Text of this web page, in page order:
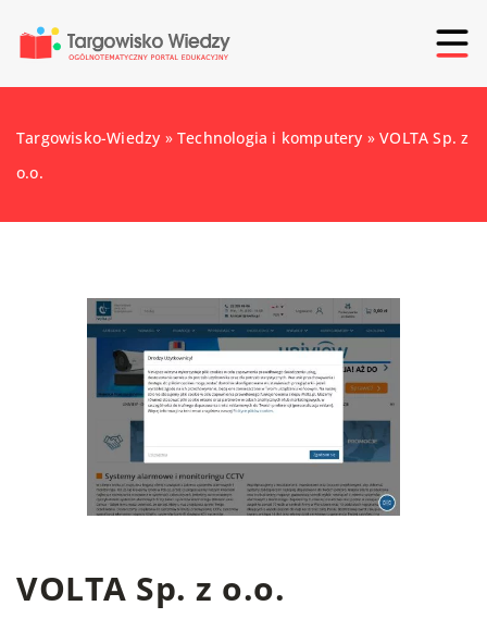
Targowisko-Wiedzy »Technologia i komputery »VOLTA Sp. z
o.o.
VOLTA Sp. z o.o.